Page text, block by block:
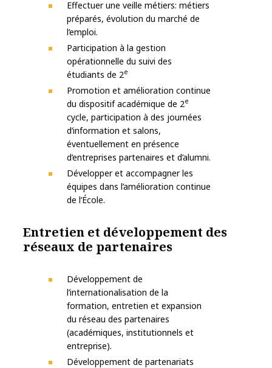
Effectuer une veille métiers: métiers
préparés, évolution du marché de
l’emploi.
Participation à la gestion
opérationnelle du suivi des
étudiants de 2e
Promotion et amélioration continue
du dispositif académique de 2e
cycle, participation à des journées
d’information et salons,
éventuellement en présence
d’entreprises partenaires et d’alumni.
Développer et accompagner les
équipes dans l’amélioration continue
de l’École.
Entretien et développement des
réseaux de partenaires
Développement de
l’internationalisation de la
formation, entretien et expansion
du réseau des partenaires
(académiques, institutionnels et
entreprise).
Développement de partenariats